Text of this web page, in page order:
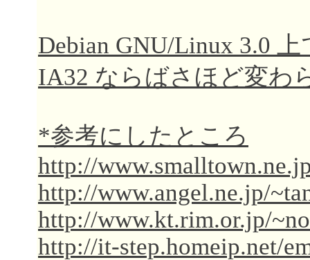
Debian GNU/Linux 3.0
IA32 ならばさほど変わ
*参考にしたところ
http://
http://www.angel.ne.jp/
http://www.kt.rim.or.jp/
http://it-step.homeip.net/